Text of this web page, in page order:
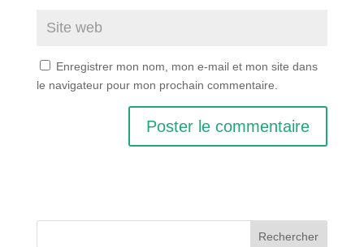
Enregistrer mon nom, mon e-mail et mon site dans
le navigateur pour mon prochain commentaire.